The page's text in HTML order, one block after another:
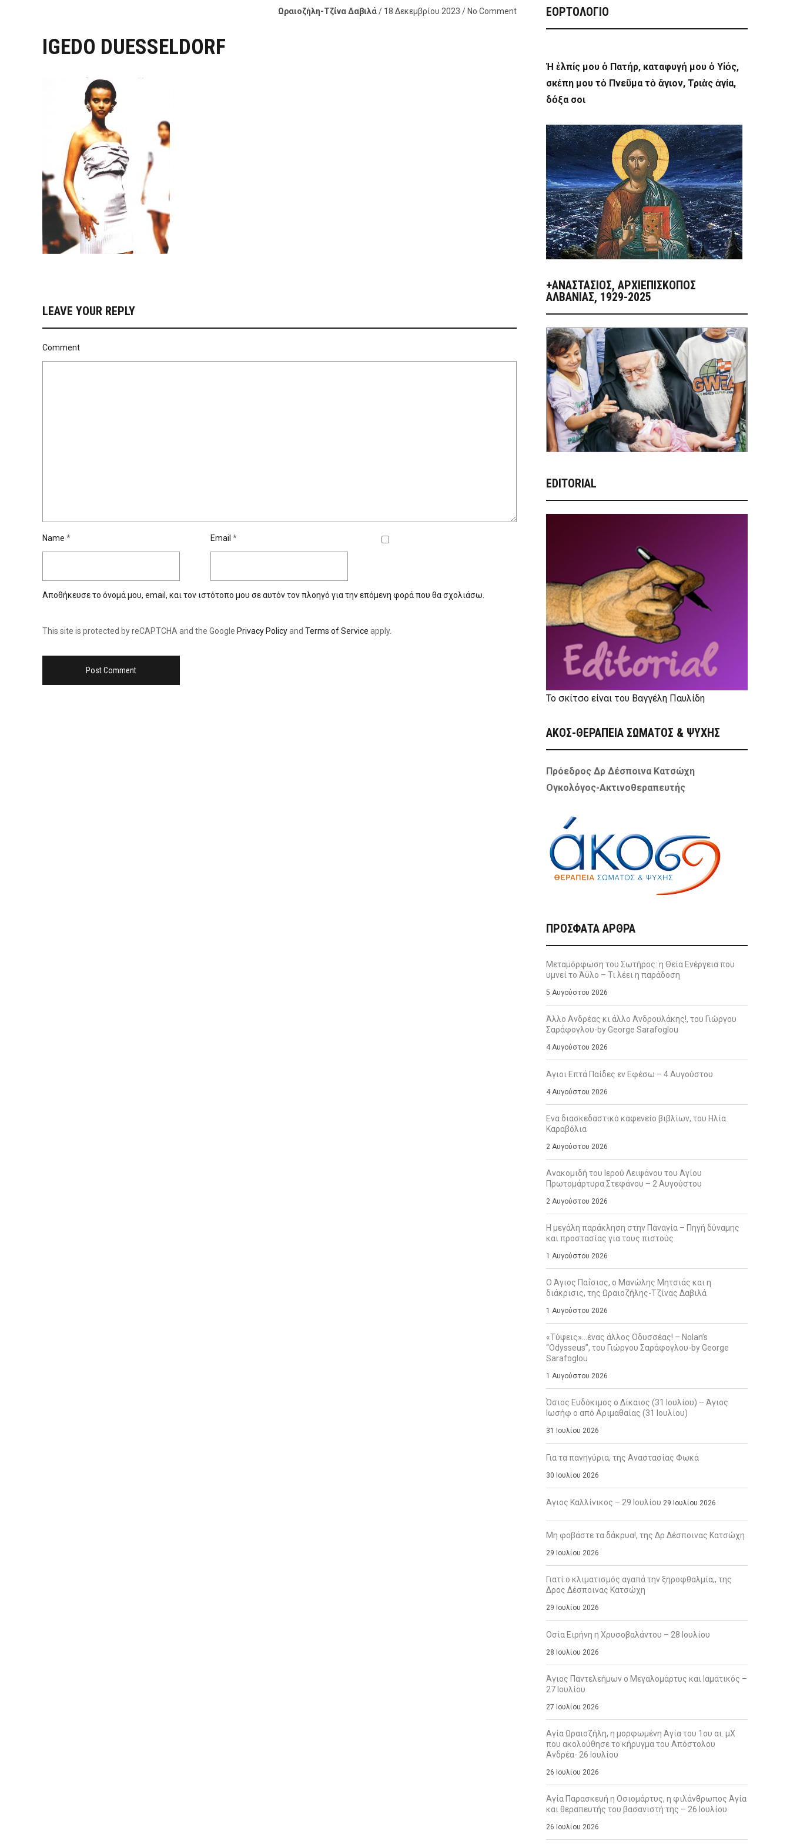
Ωραιοζήλη-Τζίνα Δαβιλά/ 18 Δεκεμβρίου 2023 / No Comment
IGEDO DUESSELDORF
LEAVE YOUR REPLY
Comment
Name * Email *
Αποθήκευσε το όνομά μου, email, και τον ιστότοπο μου σε αυτόν τον πλοηγό για την επόμενη φορά που θα σχολιάσω.
This site is protected by reCAPTCHA and the Google Privacy Policyand Terms of Service apply.
ΕΟΡΤΟΛΟΓΙΟ
Ἡ ἐλπίς μου ὁ Πατήρ, καταφυγή μου ὁ Υἱός,
σκέπη μου τὸ Πνεῦμα τὸ ἅγιον, Τριὰς ἁγία,
δόξα σοι
+ΑΝΑΣΤΆΣΙΟΣ, ΑΡΧΙΕΠΊΣΚΟΠΟΣ
ΑΛΒΑΝΊΑΣ, 1929-2025
EDITORIAL
Το σκίτσο είναι του Βαγγέλη Παυλίδη
ΑΚΟΣ-ΘΕΡΑΠΕΙΑ ΣΩΜΑΤΟΣ & ΨΥΧΗΣ
Πρόεδρος Δρ Δέσποινα Κατσώχη
Ογκολόγος-Ακτινοθεραπευτής
ΠΡΌΣΦΑΤΑ ΆΡΘΡΑ
Μεταμόρφωση του Σωτήρος: η Θεία Ενέργεια που
υμνεί το Άϋλο – Τι λέει η παράδοση
5 Αυγούστου 2026
Άλλο Ανδρέας κι άλλο Ανδρουλάκης!, του Γιώργου
Σαράφογλου-by George Sarafoglou
4 Αυγούστου 2026
Άγιοι Επτά Παίδες εν Εφέσω – 4 Αυγούστου
4 Αυγούστου 2026
Ενα διασκεδαστικό καφενείο βιβλίων, του Ηλία
Καραβόλια
2 Αυγούστου 2026
Ανακομιδή του Ιερού Λειψάνου του Αγίου
Πρωτομάρτυρα Στεφάνου – 2 Αυγούστου
2 Αυγούστου 2026
Η μεγάλη παράκληση στην Παναγία – Πηγή δύναμης
και προστασίας για τους πιστούς
1 Αυγούστου 2026
Ο Άγιος Παΐσιος, ο Μανώλης Μητσιάς και η
διάκρισις, της Ωραιοζήλης-Τζίνας Δαβιλά
1 Αυγούστου 2026
«Τύψεις»…ένας άλλος Οδυσσέας! – Nolan’s
“Odysseus”, του Γιώργου Σαράφογλου-by George
Sarafoglou
1 Αυγούστου 2026
Όσιος Ευδόκιμος ο Δίκαιος (31 Ιουλίου) – Άγιος
Ιωσήφ ο από Αριμαθαίας (31 Ιουλίου)
31 Ιουλίου 2026
Για τα πανηγύρια, της Αναστασίας Φωκά
30 Ιουλίου 2026
Άγιος Καλλίνικος – 29 Ιουλίου 29 Ιουλίου 2026
Μη φοβάστε τα δάκρυα!, της Δρ Δέσποινας Κατσώχη
29 Ιουλίου 2026
Γιατί ο κλιματισμός αγαπά την ξηροφθαλμία;, της
Δρος Δέσποινας Κατσώχη
29 Ιουλίου 2026
Οσία Ειρήνη η Χρυσοβαλάντου – 28 Ιουλίου
28 Ιουλίου 2026
Άγιος Παντελεήμων ο Μεγαλομάρτυς και Ιαματικός –
27 Ιουλίου
27 Ιουλίου 2026
Αγία Ωραιοζήλη, η μορφωμένη Αγία του 1ου αι. μΧ
που ακολούθησε το κήρυγμα του Απόστολου
Ανδρέα- 26 Ιουλίου
26 Ιουλίου 2026
Αγία Παρασκευή η Οσιομάρτυς, η φιλάνθρωπος Αγία
και θεραπευτής του βασανιστή της – 26 Ιουλίου
26 Ιουλίου 2026